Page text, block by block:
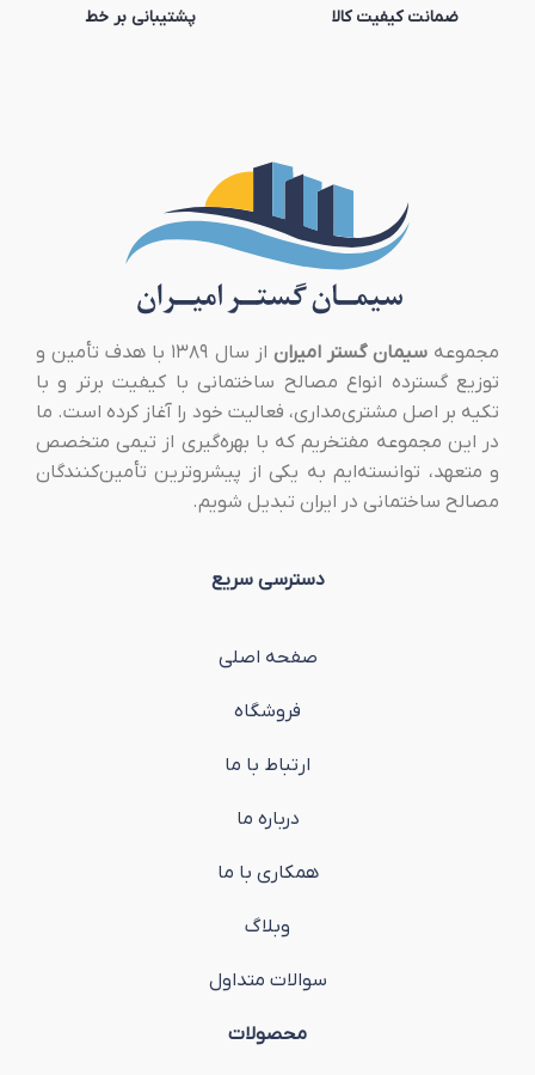
ضمانت کیفیت کالا پشتیبانی بر خط
مجموعهسیمان گستر امیران
از سال ۱۳۸۹ با هدف تأمین و
توزیع گسترده انواع مصالح ساختمانی با کیفیت برتر و با
تکیه بر اصل مشتری‌مداری، فعالیت خود را آغاز کرده است. ما
در این مجموعه مفتخریم که با بهره‌گیری از تیمی متخصص
و متعهد، توانسته‌ایم به یکی از پیشروترین تأمین‌کنندگان
مصالح ساختمانی در ایران تبدیل شویم.
دسترسی سریع
صفحه اصلی
فروشگاه
ارتباط با ما
درباره ما
همکاری با ما
وبلاگ
سوالات متداول
محصولات